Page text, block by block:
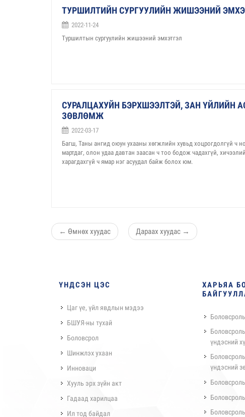
ТУРШИЛТИЙН СУРГУУЛИЙН ЖИШЭЭНИЙ
2022-11-24
Туршилтын сургуулийн жишээний эмхэтгэл
СУРАЛЦАХУЙН БЭРХШЭЭЛТЭЙ, ЗАН ҮЙЛИЙН
ЗӨВЛӨМЖ
2022-03-17
Багш, Таны ангид оюун ухааны хөгжлийн хувьд хоцрогдолгүй ч
мартдаг, олон удаа давтан заасан ч тоо бодож чадахгүй,
харагдахгүй ч ямар нэг асуудал байж болох юм.
← Өмнөх хуудас Дараах хуудас →
ҮНДСЭН ЦЭС
Цаг үе, үйл явдлын мэдээ
БШУЯ-ны тухай
Боловсрол
Шинжлэх ухаан
Инноваци
Хууль эрх зүйн акт
Гадаад харилцаа
Ил тод байдал
ХАРЬЯА
үндэсний
үндэсний